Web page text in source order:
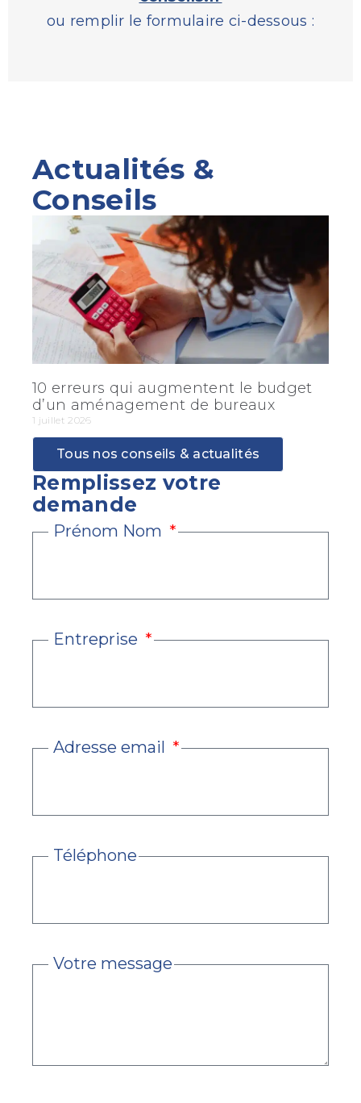
ou remplir le formulaire ci-dessous :
Actualités &
Conseils
10 erreurs qui augmentent le budget
d’un aménagement de bureaux
1 juillet 2026
Tous nos conseils & actualités
Remplissez votre
demande
Prénom Nom
Entreprise
Adresse email
Téléphone
Votre message